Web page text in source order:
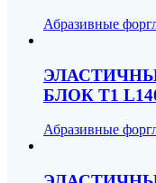
Абразивные
БЛОК T1
Абразивные